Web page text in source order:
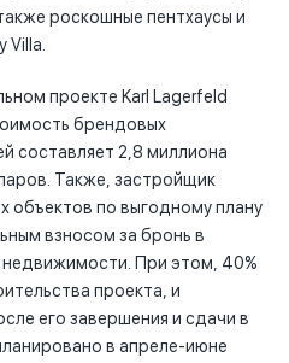
роскошные пентхаусы и
Villa.
проекте Karl Lagerfeld
брендовых
составляет 2,8 миллиона
Также, застройщик
объектов по выгодному плану
взносом за бронь в
При этом, 40%
проекта, и
его завершения и сдачи в
в апреле-июне